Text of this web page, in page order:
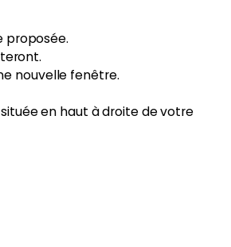
proposée.
nouvelle fenêtre.
en haut à droite de votre